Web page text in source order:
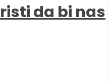
da bi nas